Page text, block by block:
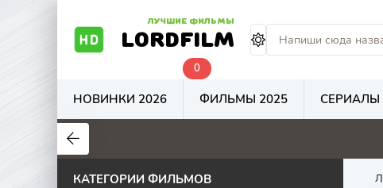
LORDFILM
ЛУЧШИЕ ФИЛЬМЫ
НОВИНКИ 2026
0
ФИЛЬМЫ 2025 СЕРИАЛЫ
7.6
КАТЕГОРИИ ФИЛЬМОВ